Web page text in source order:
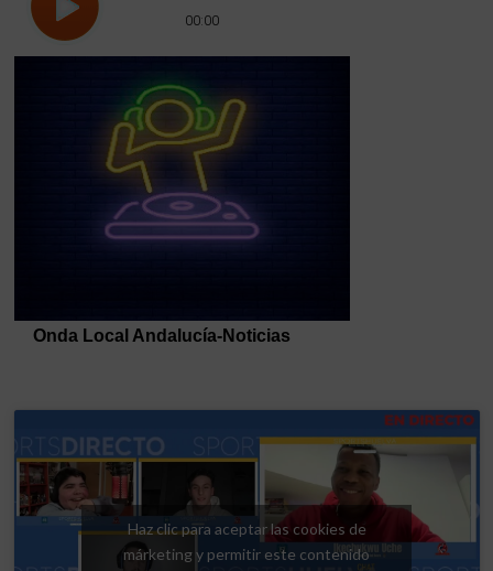
Haz clic para aceptar las cookies de
márketing y permitir este contenido